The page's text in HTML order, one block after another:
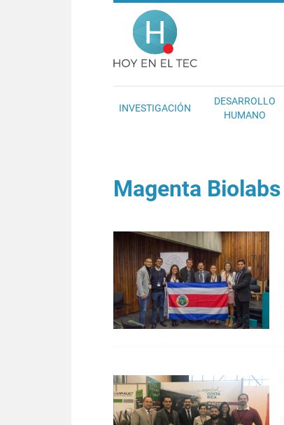
Pasar al contenido principal
INVESTIGACIÓN
DESARROLLO
HUMANO
Magenta Biolabs